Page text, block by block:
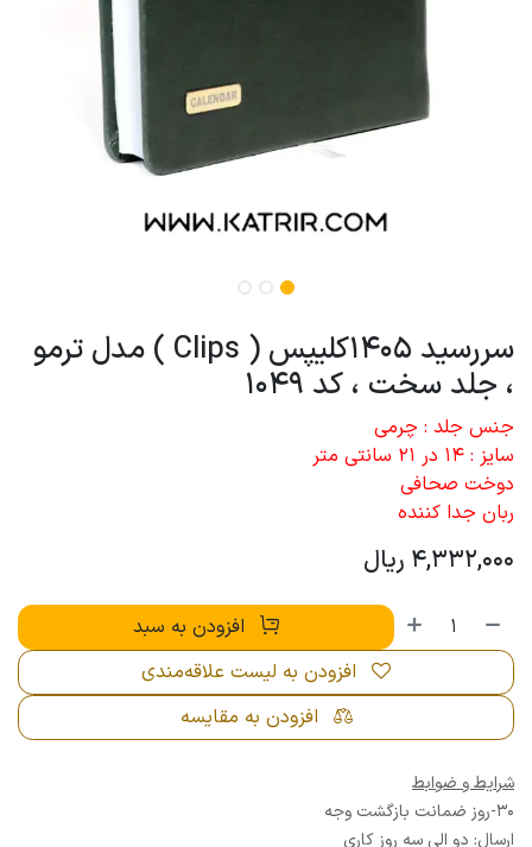
سررسید 1405کلیپس ( Clips ) مدل ترمو
، جلد سخت ، کد 1049
جنس جلد : چرمی
سایز : 14 در 21 سانتی متر
دوخت صحافی
ربان جدا کننده
4,332,000 ریال
افزودن به سبد
افزودن به مقایسه
افزودن به لیست علاقه‌مندی
شرایط و ضوابط
30-روز ضمانت بازگشت وجه
ارسال: دو الی سه روز کاری